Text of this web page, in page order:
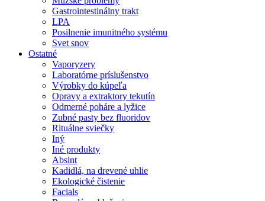
Gastrointestinálny trakt
LPA
Posilnenie imunitného systému
Svet snov
Ostatné
Vaporyzery
Laboratórne príslušenstvo
Výrobky do kúpeľa
Opravy a extraktory tekutín
Odmerné poháre a lyžice
Zubné pasty bez fluoridov
Rituálne sviečky
Iný
Iné produkty
Absint
Kadidlá, na drevené uhlie
Ekologické čistenie
Facials